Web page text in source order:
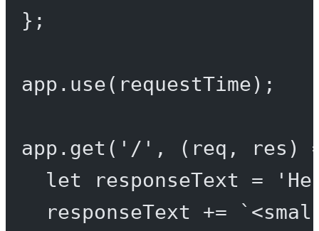
};
app. use(requestTime);
app. get ( '/' , ( req , res )
let responseText =
responseText +=